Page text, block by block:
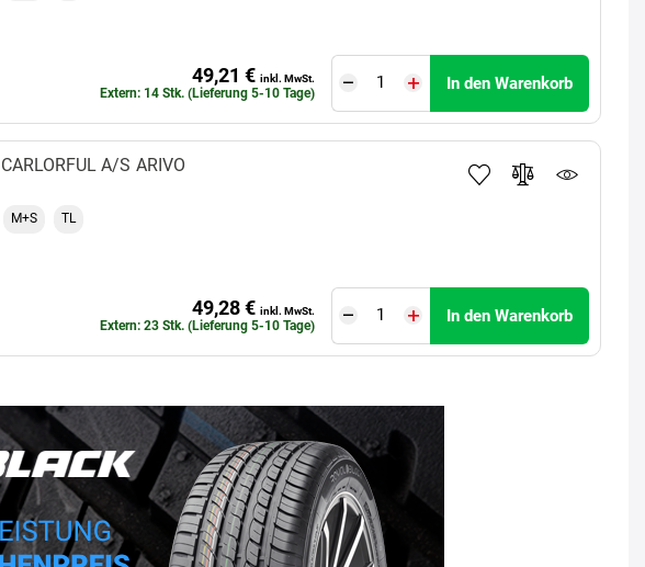
49,21 € inkl. MwSt.
Extern: 14 Stk. (Lieferung 5-10 Tage) In den Warenkorb
ARIVO
CARLORFUL A/S
M+S TL
49,28 € inkl. MwSt.
Extern: 23 Stk. (Lieferung 5-10 Tage) In den Warenkorb